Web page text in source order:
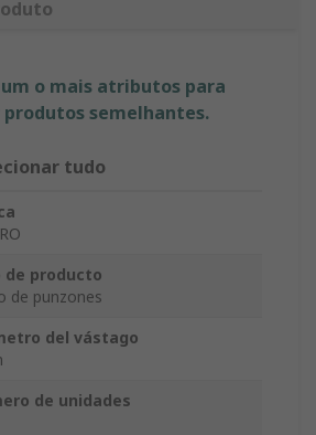
o mais atributos para
semelhantes.
tudo
de producto
de punzones
del vástago
de unidades